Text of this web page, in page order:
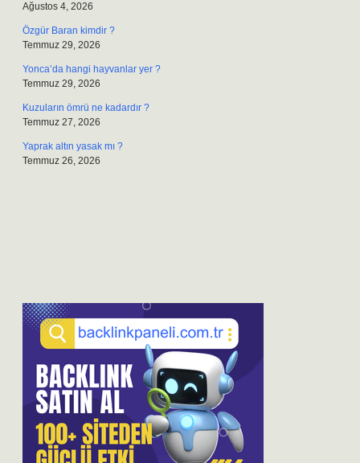
Ağustos 4, 2026
Özgür Baran kimdir ?
Temmuz 29, 2026
Yonca’da hangi hayvanlar yer ?
Temmuz 29, 2026
Kuzuların ömrü ne kadardır ?
Temmuz 27, 2026
Yaprak altın yasak mı ?
Temmuz 26, 2026